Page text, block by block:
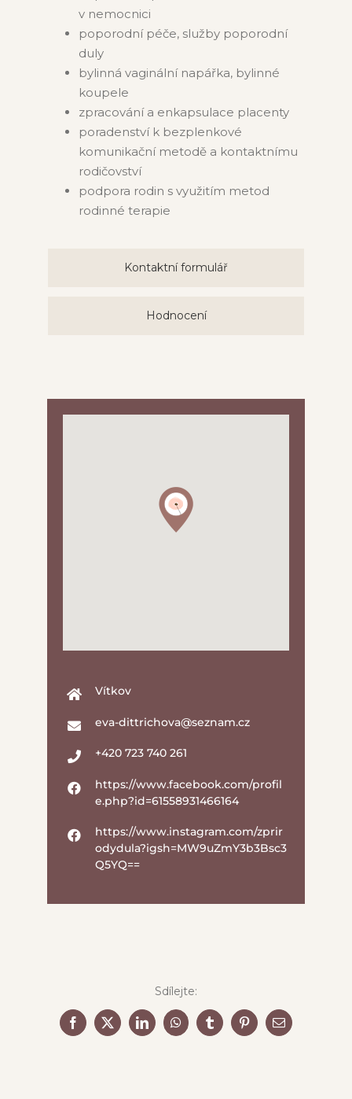
v nemocnici
poporodní péče, služby poporodní
duly
bylinná vaginální napářka, bylinné
koupele
zpracování a enkapsulace placenty
poradenství k bezplenkové
komunikační metodě a kontaktnímu
rodičovství
podpora rodin s využitím metod
rodinné terapie
Kontaktní formulář
Hodnocení
Vítkov
eva-dittrichova@seznam.cz
+420 723 740 261
https://www.facebook.com/profil
e.php?id=61558931466164
https://www.instagram.com/zprir
odydula?igsh=MW9uZmY3b3Bsc3
Q5YQ==
Sdílejte:
Facebook
X LinkedInWhatsAppTumblrPinterestEmail